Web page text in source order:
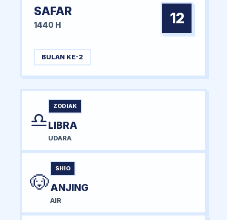
SAFAR
1440 H 12
BULAN KE-2
♎
ZODIAK
LIBRA
UDARA
🐶
SHIO
ANJING
AIR